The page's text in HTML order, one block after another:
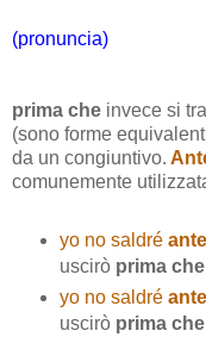
(pronuncia)
prima che invece si
(sono forme
da un congiuntivo.
comunemente
yo no saldré
uscirò prima che
yo no saldré
uscirò prima che